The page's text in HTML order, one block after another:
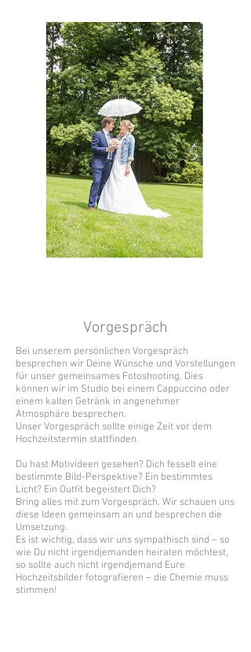
Vorgespräch
Bei unserem persönlichen Vorgespräch
besprechen wir Deine Wünsche und Vorstellungen
für unser gemeinsames Fotoshooting. Dies
können wir im Studio bei einem Cappuccino oder
einem kalten Getränk in angenehmer
Atmosphäre besprechen.
Unser Vorgespräch sollte einige Zeit vor dem
Hochzeitstermin stattfinden.
Du hast Motivideen gesehen? Dich fesselt eine
bestimmte Bild-Perspektive? Ein bestimmtes
Licht? Ein Outfit begeistert Dich?
Bring alles mit zum Vorgespräch. Wir schauen uns
diese Ideen gemeinsam an und besprechen die
Umsetzung.
Es ist wichtig, dass wir uns sympathisch sind – so
wie Du nicht irgendjemanden heiraten möchtest,
so sollte auch nicht irgendjemand Eure
Hochzeitsbilder fotografieren – die Chemie muss
stimmen!